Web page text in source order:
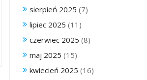
sierpień 2025 (7)
lipiec 2025 (11)
czerwiec 2025 (8)
maj 2025 (15)
kwiecień 2025 (16)